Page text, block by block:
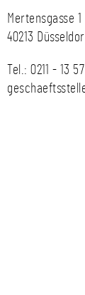
Mertensgasse 1
40213
Tel.: 0211 - 13